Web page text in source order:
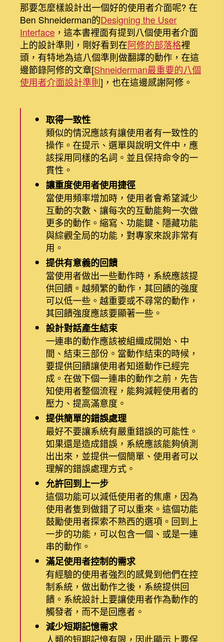
那要怎麼樣設計出一個好的使用者介面呢? 在
Ben Shneiderman的Designing the User
Interface ，這本書裡面有提到八個使用者介面
上的設計準則，剛好看到在阿修的部落格裡
頭，有特地為這八個準則做翻譯的動作，在這
邊節錄阿修的文章[Shneiderman最重要的八個
使用者介面設計準則]，也在這邊感謝阿修。
取得一致性
類似的情況應該有讓使用者有一致性的
操作。在提示、選單與說明文件中，應
該採用同樣的名詞。並且保持命令的一
貫性。
讓重度使用者使用捷徑
當使用頻率增加時，使用者會希望減少
互動的次數、讓每次的互動能夠一次做
更多的動作。縮寫、功能鍵、隱藏功能
與綜觀全局的功能，對專家來說非常有
用。
提供有意義的回饋
當使用者做出一些動作時，系統應該提
供回饋。越頻繁的動作，其回饋的強度
可以低一些。越重要或不尋常的動作，
其回饋強度應該要顯著一些。
設計對話產生結束
一連串的動作應該被組織成開始、中
間、結束三部份。當動作結束的時候，
要提供回饋讓使用者知道動作已經完
成。在做下個一連串的動作之前，先告
知使用者整個流程，能夠減輕使用者的
壓力、提高滿意度。
提供簡單的錯誤處理
最好不要讓系統有嚴重錯誤的可能性。
如果還是造成錯誤，系統應該能夠偵測
出出來，並提供一個簡單、使用者可以
理解的錯誤處理方式。
允許回到上一步
這個功能可以減低使用者的焦慮，因為
使用者隻到做錯了可以重來。這個功能
鼓勵使用者探索不熟西的選項。回到上
一步的功能，可以包含一個、或是一連
串的動作。
滿足使用者控制的需求
有經驗的使用者強烈的感覺到他們在控
制系統，做出動作之後，系統提供回
饋。系統設計上要讓使用者作為動作的
觸發者，而不是回應者。
減少短期記憶需求
人類的短期記憶有限，因此顯示上要保